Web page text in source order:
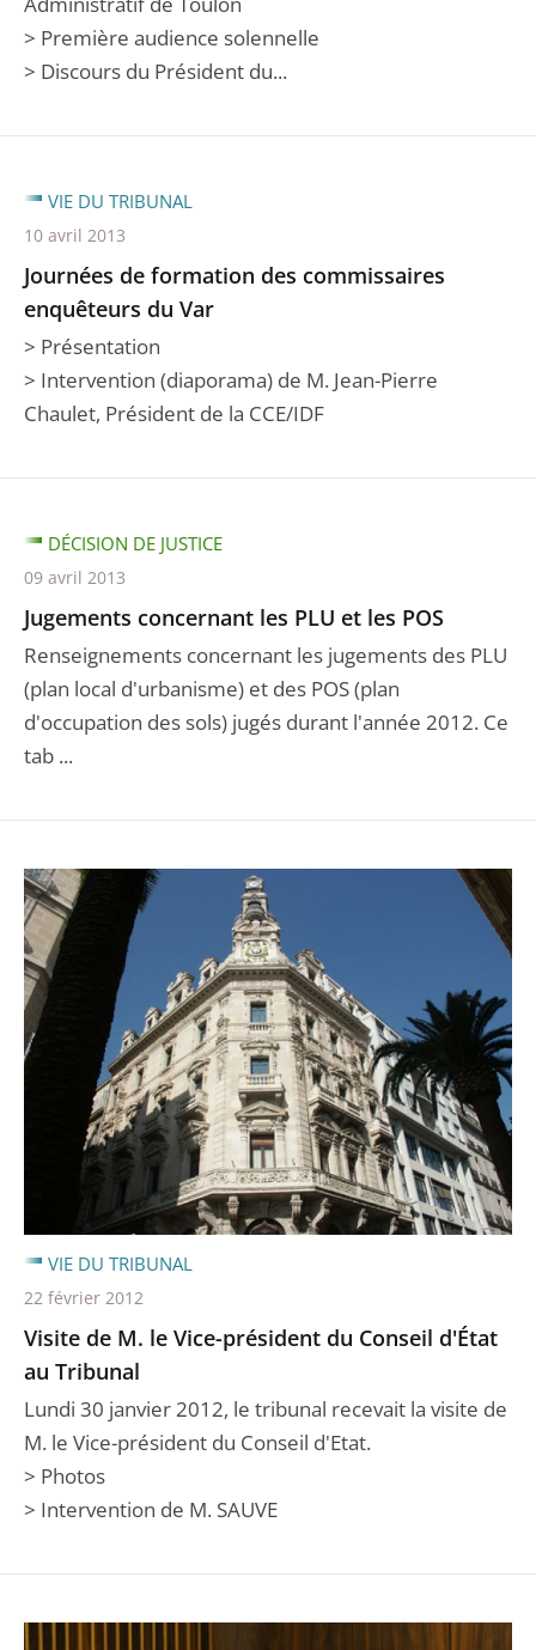
> Première audience solennelle
> Discours du Président du...
Journées de formation des commissaires
enquêteurs du Var
> Présentation
> Intervention (diaporama) de M. Jean-Pierre
Chaulet, Président de la CCE/IDF
VIE DU TRIBUNAL
10 avril 2013
Jugements concernant les PLU et les POS
Renseignements concernant les jugements des PLU
(plan local d'urbanisme) et des POS (plan
d'occupation des sols) jugés durant l'année 2012. Ce
tab ...
DÉCISION DE JUSTICE
09 avril 2013
Visite de M. le Vice-président du Conseil d'État
au Tribunal
Lundi 30 janvier 2012, le tribunal recevait la visite de
M. le Vice-président du Conseil d'Etat.
> Photos
> Intervention de M. SAUVE
VIE DU TRIBUNAL
22 février 2012